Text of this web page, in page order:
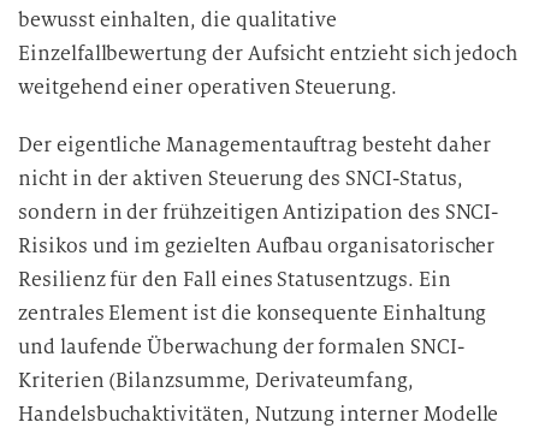
bewusst einhalten, die qualitative
Einzelfallbewertung der Aufsicht entzieht sich jedoch
weitgehend einer operativen Steuerung.
Der eigentliche Managementauftrag besteht daher
nicht in der aktiven Steuerung des SNCI-Status,
sondern in der frühzeitigen Antizipation des SNCI-
Risikos und im gezielten Aufbau organisatorischer
Resilienz für den Fall eines Statusentzugs. Ein
zentrales Element ist die konsequente Einhaltung
und laufende Überwachung der formalen SNCI-
Kriterien (Bilanzsumme, Derivateumfang,
Handelsbuchaktivitäten, Nutzung interner Modelle